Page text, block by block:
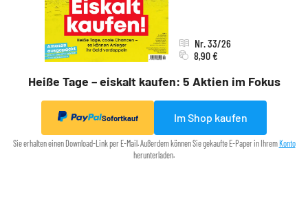
Heiße Tage – eiskalt kaufen: 5 Aktien im Fokus
Nr. 33/26
8,90 €
Sofortkauf Im Shop kaufen
Sie erhalten einen Download-Link per E-Mail. Außerdem können Sie gekaufte E-Paper in Ihrem Konto
herunterladen.